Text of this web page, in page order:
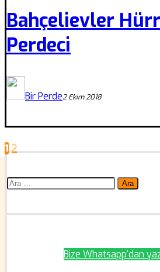
Bahçelievler
Perdeci
Bir Perde2 Ekim 2018
Yazı
sayfalaması
1 2
Arama:
Bize Whatsapp'dan